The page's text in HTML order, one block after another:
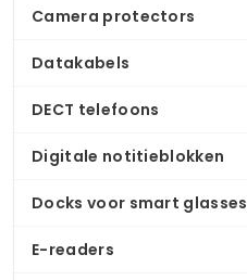
Camera protectors
Datakabels
DECT telefoons
Digitale notitieblokken
Docks voor smart glasses
E-readers